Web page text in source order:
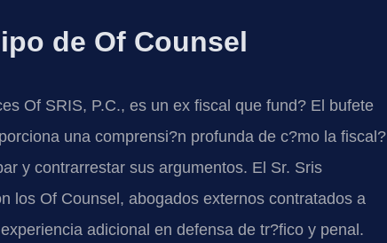
de Of Counsel
Of SRIS, P.C., es un ex fiscal que fund? El bufete
una comprensi?n profunda de c?mo la fiscal?
y contrarrestar sus argumentos. El Sr. Sris
los Of Counsel, abogados externos contratados a
adicional en defensa de tr?fico y penal.